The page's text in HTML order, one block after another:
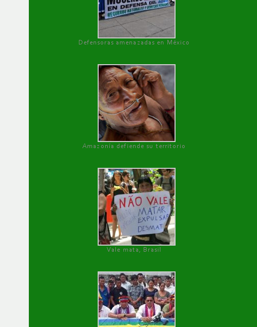
Defensoras amenazadas en México
Amazonía defiende su territorio
Vale mata, Brasil